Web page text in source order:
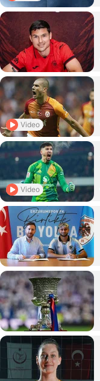
Video
Video